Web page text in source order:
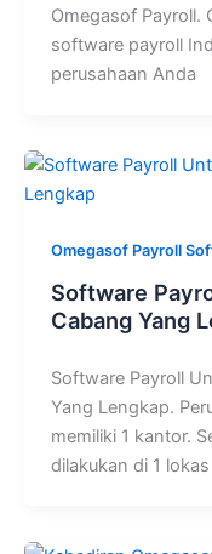
Omegasof Payroll.
software payroll
perusahaan Anda
Omegasof Payroll
Software
Cabang Yang
Software Payroll
Yang Lengkap.
memiliki 1 kantor.
dilakukan di 1 lokas